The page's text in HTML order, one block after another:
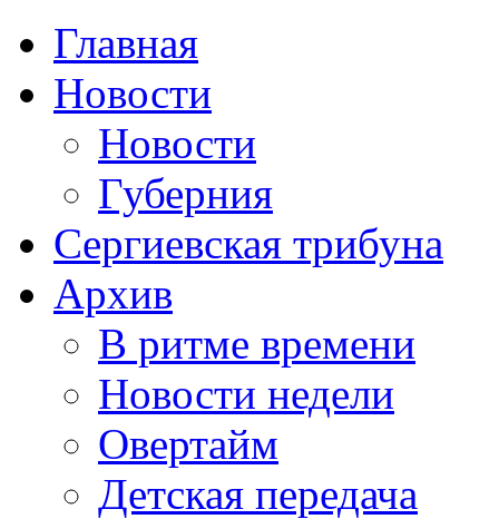
Главная
Новости
Новости
Губерния
Сергиевская трибуна
Архив
В ритме времени
Новости недели
Овертайм
Детская передача